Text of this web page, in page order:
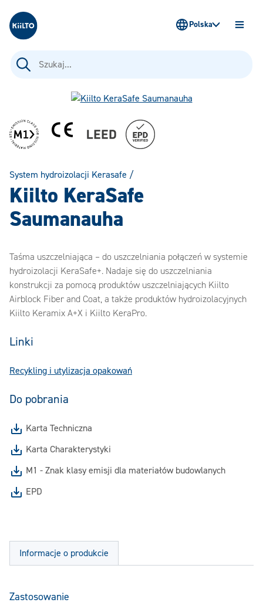
Kiilto Poland
Szukaj:
Polska
System hydroizolacji Kerasafe /
Kiilto KeraSafe
Saumanauha
Taśma uszczelniająca – do uszczelniania połączeń w systemie
hydroizolacji KeraSafe+. Nadaje się do uszczelniania
konstrukcji za pomocą produktów uszczelniających Kiilto
Airblock Fiber and Coat, a także produktów hydroizolacyjnych
Kiilto Keramix A+X i Kiilto KeraPro.
Linki
Recykling i utylizacja opakowań
Do pobrania
Karta Techniczna
Karta Charakterystyki
M1 - Znak klasy emisji dla materiałów budowlanych
EPD
Informacje o produkcie
Zastosowanie